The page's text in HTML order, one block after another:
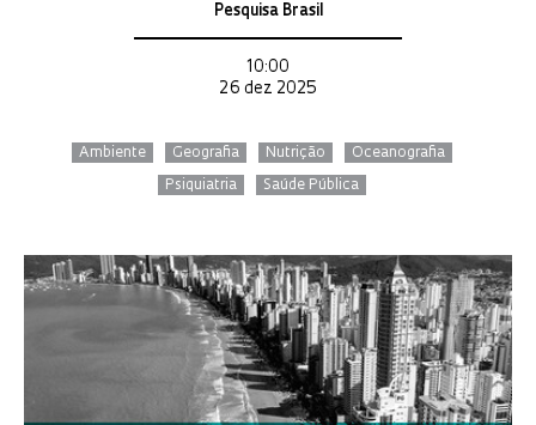
Pesquisa Brasil
10:00
26 dez 2025
Ambiente Geografia Nutrição Oceanografia
Psiquiatria Saúde Pública